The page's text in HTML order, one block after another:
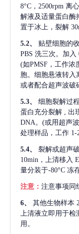
8°C，2500rpm 离
解液及适量蛋白酶
置于冰上，裂解
5.2、
贴壁细胞的
PBS 洗三次。加
(如PMSF，工作浓
胞。细胞悬液转入
或者配合超声波破
5.3、
细胞裂解过
蛋白充分裂解
,
DNA。(或用超声
处理样品，工作 1-
5.4、 裂解或超声
10min，上清移入
量分装于-80°C 冻
注意： 注意事项同
6、 其他生物样本
上清液立即用于
用。